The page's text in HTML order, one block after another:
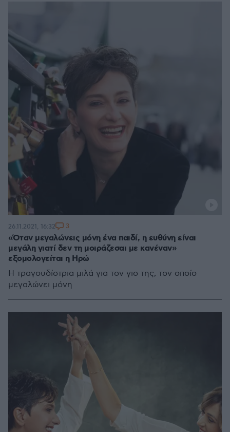
«Όταν μεγαλώνεις μόνη ένα παιδί, η ευθύνη είναι
μεγάλη γιατί δεν τη μοιράζεσαι με κανέναν»
εξομολογείται η Ηρώ
Η τραγουδίστρια μιλά για τον γιο της, τον οποίο
μεγαλώνει μόνη
26.11.2021, 16:32 3